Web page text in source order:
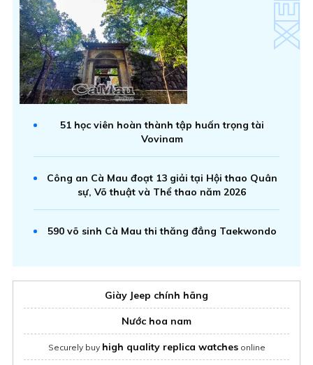
51 học viên hoàn thành tập huấn trọng tài
Vovinam
Công an Cà Mau đoạt 13 giải tại Hội thao Quân
sự, Võ thuật và Thể thao năm 2026
590 võ sinh Cà Mau thi thăng đẳng Taekwondo
Giày Jeep chính hãng
Nước hoa nam
Securely buy high quality replica watchesonline